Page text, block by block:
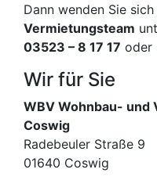
Dann wenden Sie
Vermietungsteam
03523 – 8 17 17 oder
Wir für Sie
WBV Wohnbau- und
Coswig
Radebeuler Straße 9
01640 Coswig